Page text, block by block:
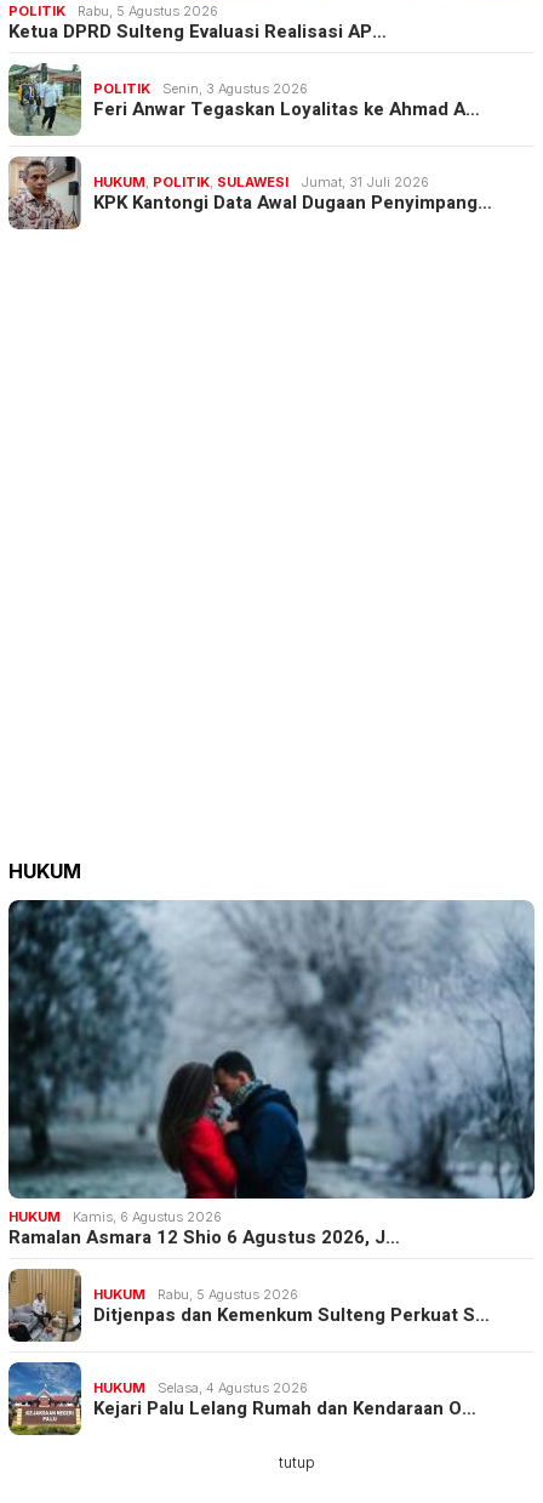
POLITIK Rabu, 5 Agustus 2026
Ketua DPRD Sulteng Evaluasi Realisasi AP…
POLITIK Senin, 3 Agustus 2026
Feri Anwar Tegaskan Loyalitas ke Ahmad A…
HUKUM, POLITIK, SULAWESI Jumat, 31 Juli 2026
KPK Kantongi Data Awal Dugaan Penyimpang…
HUKUM
HUKUM Kamis, 6 Agustus 2026
Ramalan Asmara 12 Shio 6 Agustus 2026, J…
HUKUM Rabu, 5 Agustus 2026
Ditjenpas dan Kemenkum Sulteng Perkuat S…
HUKUM Selasa, 4 Agustus 2026
Kejari Palu Lelang Rumah dan Kendaraan O…
tutup